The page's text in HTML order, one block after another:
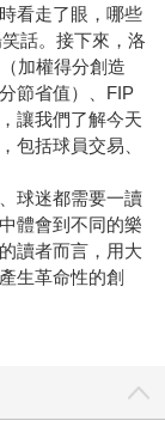
多年的低潮，
史第一座世界大
人隊在2017至
本書
兩個「局外人」
、更容易被理
職業棒球領域
這件事情：當
似成熟的產
號事件。隨著
看走了眼，哪些
話。接下來，洛
加權得分創造
節省值）、FIP
讓我們了解今天
包括球員交易、
球迷都需要一讀
體會到不同的樂
讀者而言，用大
生革命性的創